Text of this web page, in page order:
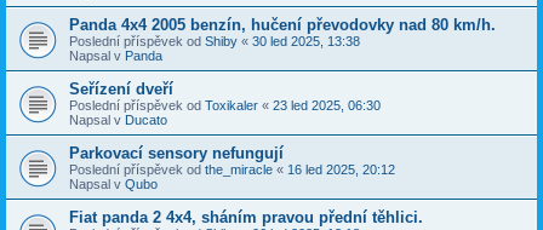
Panda 4x4 2005 benzín, hučení převodovky nad 80 km/h.
Poslední příspěvek od Shiby « 30 led 2025, 13:38
Napsal v Panda
Seřízení dveří
Poslední příspěvek od Toxikaler « 23 led 2025, 06:30
Napsal v Ducato
Parkovací sensory nefungují
Poslední příspěvek od the_miracle « 16 led 2025, 20:12
Napsal v Qubo
Fiat panda 2 4x4, sháním pravou přední těhlici.